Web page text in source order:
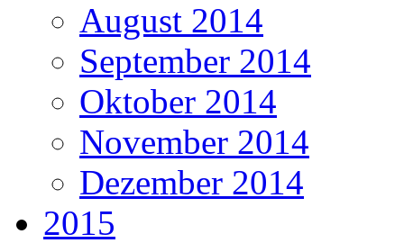
August 2014
September 2014
Oktober 2014
November 2014
Dezember 2014
2015